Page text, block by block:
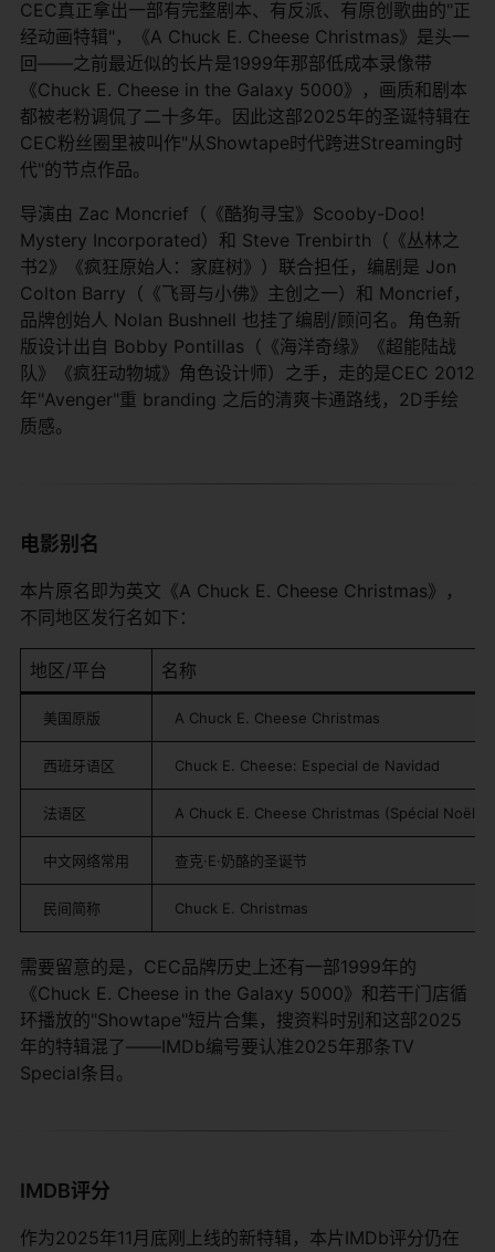
CEC真正拿出一部有完整剧本、有反派、有原创歌曲的"正
经动画特辑"，《A Chuck E. Cheese Christmas》是头一
回——之前最近似的长片是1999年那部低成本录像带
《Chuck E. Cheese in the Galaxy 5000》，画质和剧本
都被老粉调侃了二十多年。因此这部2025年的圣诞特辑在
CEC粉丝圈里被叫作"从Showtape时代跨进Streaming时
代"的节点作品。
导演由 Zac Moncrief（《酷狗寻宝》Scooby-Doo!
Mystery Incorporated）和 Steve Trenbirth（《丛林之
书2》《疯狂原始人：家庭树》）联合担任，编剧是 Jon
Colton Barry（《飞哥与小佛》主创之一）和 Moncrief，
品牌创始人 Nolan Bushnell 也挂了编剧/顾问名。角色新
版设计出自 Bobby Pontillas（《海洋奇缘》《超能陆战
队》《疯狂动物城》角色设计师）之手，走的是CEC 2012
年"Avenger"重 branding 之后的清爽卡通路线，2D手绘
质感。
电影别名
本片原名即为英文《A Chuck E. Cheese Christmas》，
不同地区发行名如下：
地区/平台 名称
美国原版 A Chuck E. Cheese Christmas
西班牙语区 Chuck E. Cheese: Especial de Navidad
法语区 A Chuck E. Cheese Christmas (Spécial Noël)
中文网络常用 查克·E·奶酪的圣诞节
民间简称 Chuck E. Christmas
需要留意的是，CEC品牌历史上还有一部1999年的
《Chuck E. Cheese in the Galaxy 5000》和若干门店循
环播放的"Showtape"短片合集，搜资料时别和这部2025
年的特辑混了——IMDb编号要认准2025年那条TV
Special条目。
IMDB评分
作为2025年11月底刚上线的新特辑，本片IMDb评分仍在